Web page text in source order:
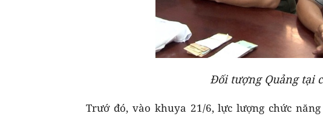
Đối tượng Quảng tại
Trướ đó, vào khuya 21/6, lực lượng chức